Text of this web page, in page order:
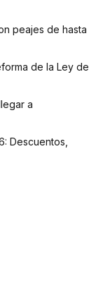
peajes de hasta
de la Ley de
a
Descuentos,